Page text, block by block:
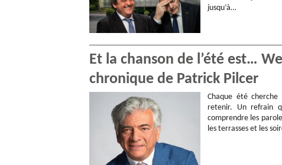
jusqu’à…
Et la chanson de l’été est…
chronique de Patrick Pilcer
Chaque été
retenir. Un refrain
comprendre les
les terrasses et les